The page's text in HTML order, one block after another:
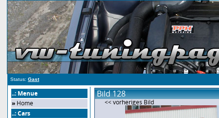
Status: Gast
..: Menue
» Home
..: Cars
Bild 128
<< vorheriges Bild